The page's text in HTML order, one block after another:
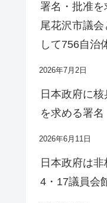
署名・批准
尾花沢市議
して756自治
2026年7月2日
日本政府に
を求める署名
2026年6月11日
日本政府は
4・17議員会